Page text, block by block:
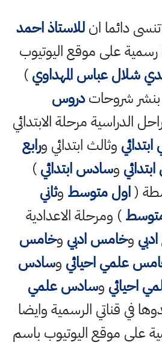
دائما انللاستاذ احمد
رسمية على موقع اليوتيوب
شلال عباس المهداوي)
شروحاتدروس
الدراسية مرحلة الابتدائي
ابتدائي وثالث ابتدائي ورابع
وسادس ابتدائي)
(اول متوسط وثاني
) ومرحلة الاعدادية
وخامس ادبي وخامس
علمي احيائي وسادس
احيائي وسادس علمي
في قناتي الرسمية وايضا
على موقع اليوتيوب باسم